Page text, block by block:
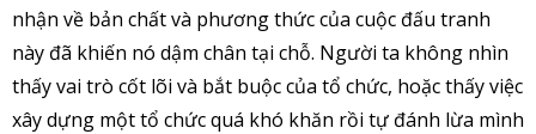
nhận về bản chất và phương thức của cuộc đấu tranh
này đã khiến nó dậm chân tại chỗ. Người ta không nhìn
thấy vai trò cốt lõi và bắt buộc của tổ chức, hoặc thấy việc
xây dựng một tổ chức quá khó khăn rồi tự đánh lừa mình